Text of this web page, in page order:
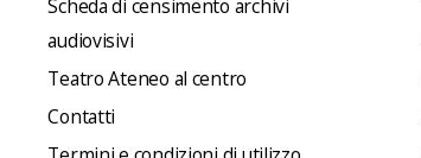
Scheda di censimento archivi
audiovisivi
Teatro Ateneo al centro
Contatti